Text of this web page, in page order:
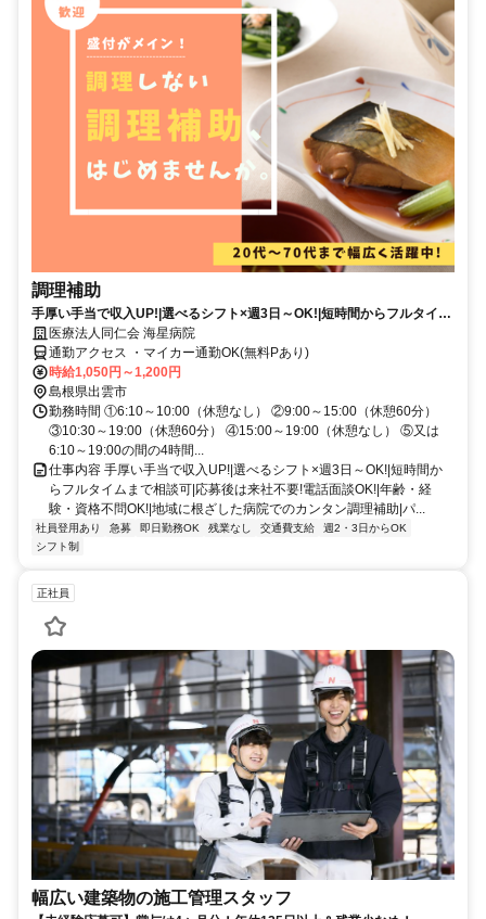
調理補助
手厚い手当で収入UP!|選べるシフト×週3日～OK!|短時間からフルタイム
まで相談可|応募後は来社不要!電話面談OK!|年齢・経験・資格不問OK!|
地域に根ざした病院でのカンタン調理補助|パート・アルバイト|島根県出
雲市大津町
医療法人同仁会 海星病院
通勤アクセス ・マイカー通勤OK(無料Pあり)
時給1,050円～1,200円
島根県出雲市
勤務時間 ①6:10～10:00（休憩なし） ②9:00～15:00（休憩60分）
③10:30～19:00（休憩60分） ④15:00～19:00（休憩なし） ⑤又は
6:10～19:00の間の4時間...
仕事内容 手厚い手当で収入UP!|選べるシフト×週3日～OK!|短時間か
らフルタイムまで相談可|応募後は来社不要!電話面談OK!|年齢・経
験・資格不問OK!|地域に根ざした病院でのカンタン調理補助|パ...
社員登用あり 急募 即日勤務OK 残業なし 交通費支給
週2・3日からOK
シフト制
正社員
幅広い建築物の施工管理スタッフ